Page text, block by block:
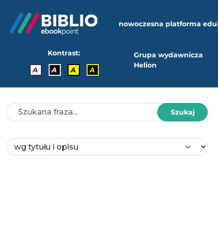
nowoczesna platforma
Kontrast:
A
A A A
Grupa wydawnicza
Helion
Szukaj